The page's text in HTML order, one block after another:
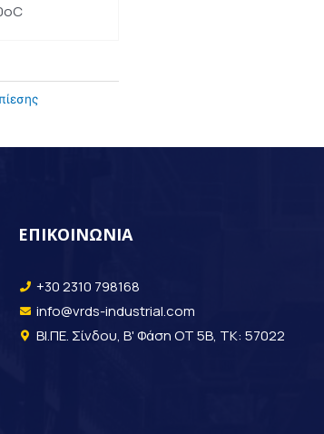
ΕΠΙΚΟΙΝΩΝΙΑ
+30 2310 798168
info@vrds-industrial.com
ΒΙ.ΠΕ. Σίνδου, Β' Φάση ΟΤ 5Β, ΤΚ: 57022